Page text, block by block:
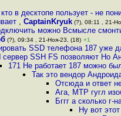
в десктопе пользует - не
, CaptainKryuk (?), 08:11 , 21-
можно Всмысле
(?), 09:34 , 21-Ноя-23, (18) +1
SSD телефона 187 уже
сервер SSH FS позволяют Но
171 Не работает 187 можно
Так это вендор
Отсюда и ответ
Ага, MTP гугл
Бггг а сколько
Ну вот